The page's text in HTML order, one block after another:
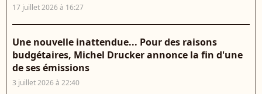
17 juillet 2026 à 16:27
Une nouvelle inattendue... Pour des raisons
budgétaires, Michel Drucker annonce la fin d'une
de ses émissions
3 juillet 2026 à 22:40